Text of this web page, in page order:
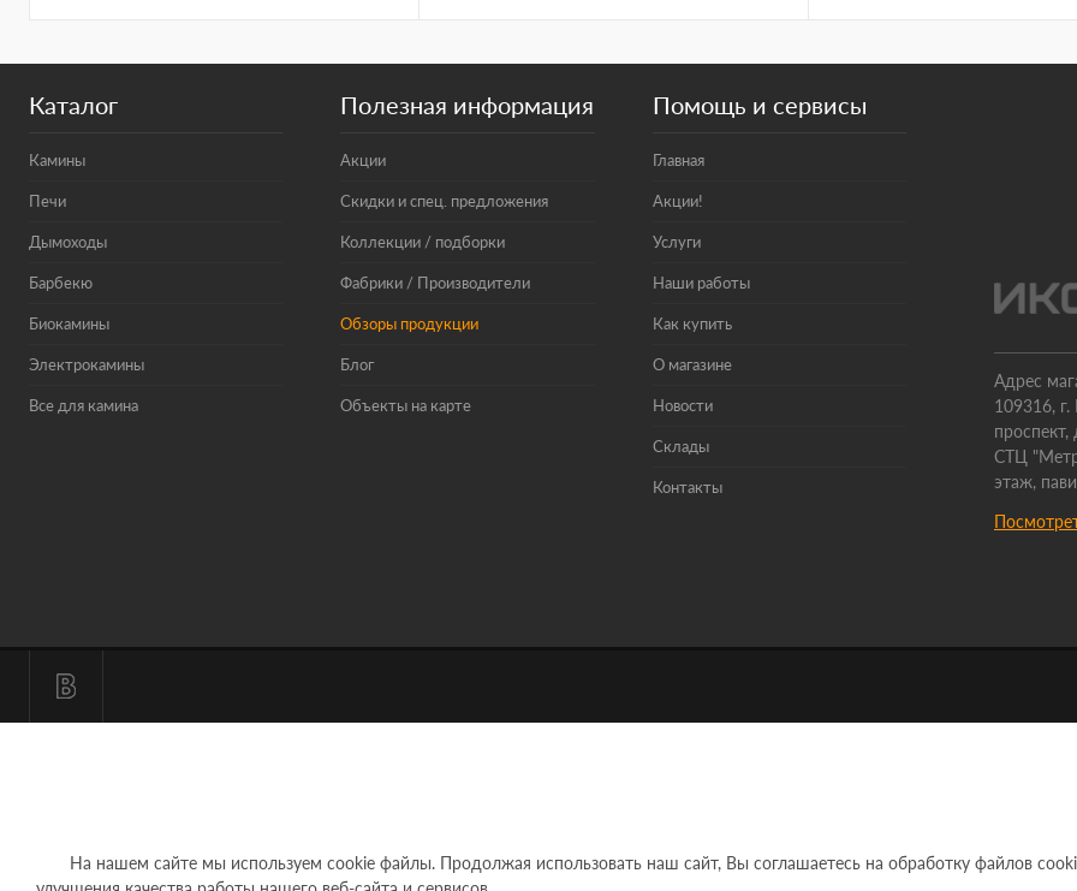
Каталог
Камины
Печи
Дымоходы
Барбекю
Биокамины
Электрокамины
Все для камина
Полезная информация
Акции
Скидки и спец. предложения
Коллекции / подборки
Фабрики / Производители
Обзоры продукции
Блог
Объекты на карте
Помощь и сервисы
Главная
Акции!
Услуги
Наши работы
Как купить
О магазине
Новости
Склады
Контакты
Адрес
109316,
проспект,
СТЦ
этаж,
На нашем сайте мы используем cookie файлы. Продолжая использовать наш сайт, Вы соглашаетесь на обработку файлов